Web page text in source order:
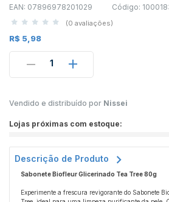
EAN: 07896978201029 Código:
(0 avaliações)
R$ 5,98
1
Vendido e distribuído por Nissei
Lojas próximas com estoque:
Descrição de Produto
Sabonete Biofleur Glicerinado Tea Tree 80g
Experimente a frescura revigorante do Sabonete